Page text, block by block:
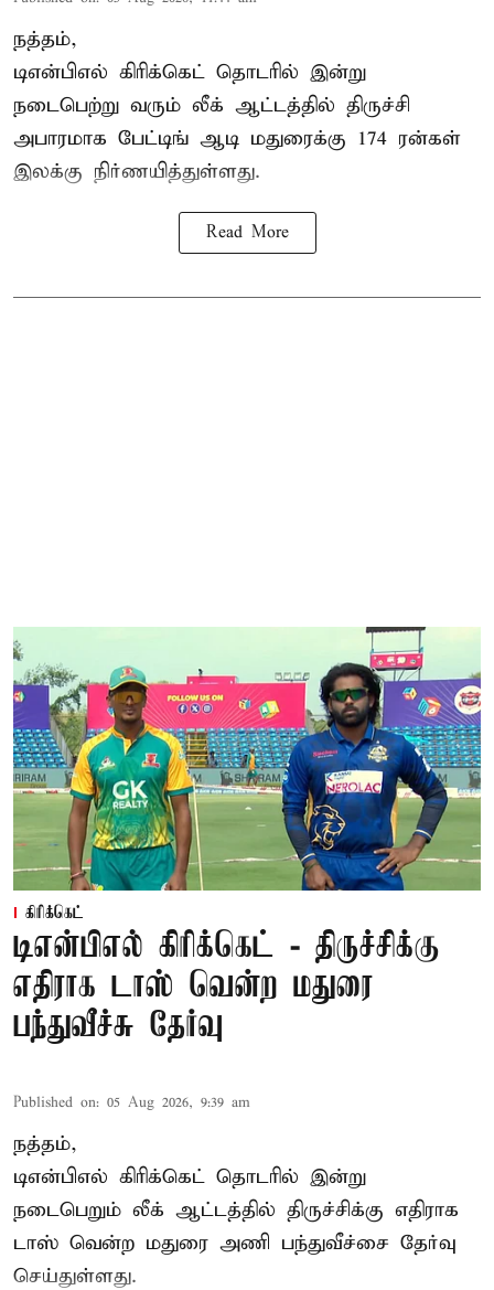
நத்தம்,
டிஎன்பிஎல் கிரிக்கெட் தொடரில் இன்று
நடைபெற்று வரும் லீக் ஆட்டத்தில் திருச்சி
அபாரமாக பேட்டிங் ஆடி மதுரைக்கு 174 ரன்கள்
இலக்கு நிர்ணயித்துள்ளது.
Read More
கிரிக்கெட்
டிஎன்பிஎல் கிரிக்கெட் - திருச்சிக்கு
எதிராக டாஸ் வென்ற மதுரை
பந்துவீச்சு தேர்வு
Published on: 05 Aug 2026, 9:39 am
நத்தம்,
டிஎன்பிஎல் கிரிக்கெட் தொடரில் இன்று
நடைபெறும் லீக் ஆட்டத்தில் திருச்சிக்கு எதிராக
டாஸ் வென்ற மதுரை அணி பந்துவீச்சை தேர்வு
செய்துள்ளது.